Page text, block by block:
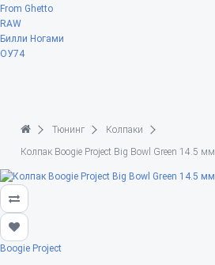
From Ghetto
RAW
Билли Ногами
ОУ74
Тюнинг
Колпаки
Колпак Boogie Project Big Bowl Green 14.5 мм
Boogie Project